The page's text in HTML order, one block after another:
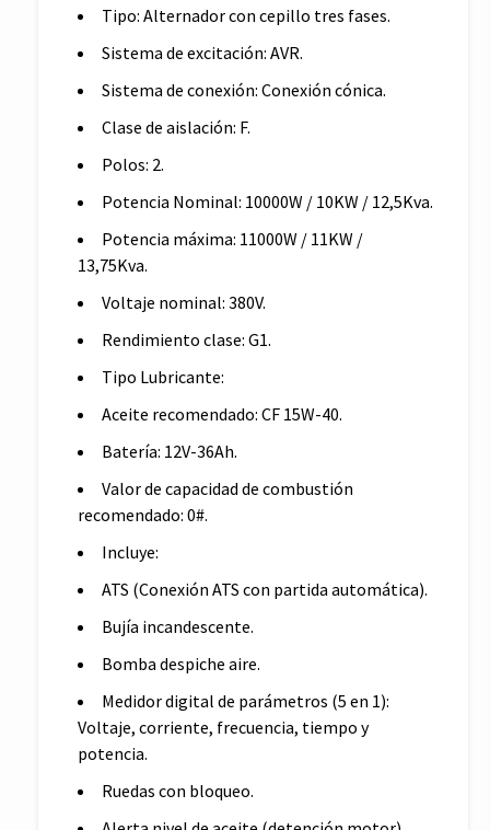
Tipo: Alternador con cepillo tres fases.
Sistema de excitación: AVR.
Sistema de conexión: Conexión cónica.
Clase de aislación: F.
Polos: 2.
Potencia Nominal: 10000W / 10KW / 12,5Kva.
Potencia máxima: 11000W / 11KW /
13,75Kva.
Voltaje nominal: 380V.
Rendimiento clase: G1.
Tipo Lubricante:
Aceite recomendado: CF 15W-40.
Batería: 12V-36Ah.
Valor de capacidad de combustión
recomendado: 0#.
Incluye:
ATS (Conexión ATS con partida automática).
Bujía incandescente.
Bomba despiche aire.
Medidor digital de parámetros (5 en 1):
Voltaje, corriente, frecuencia, tiempo y
potencia.
Ruedas con bloqueo.